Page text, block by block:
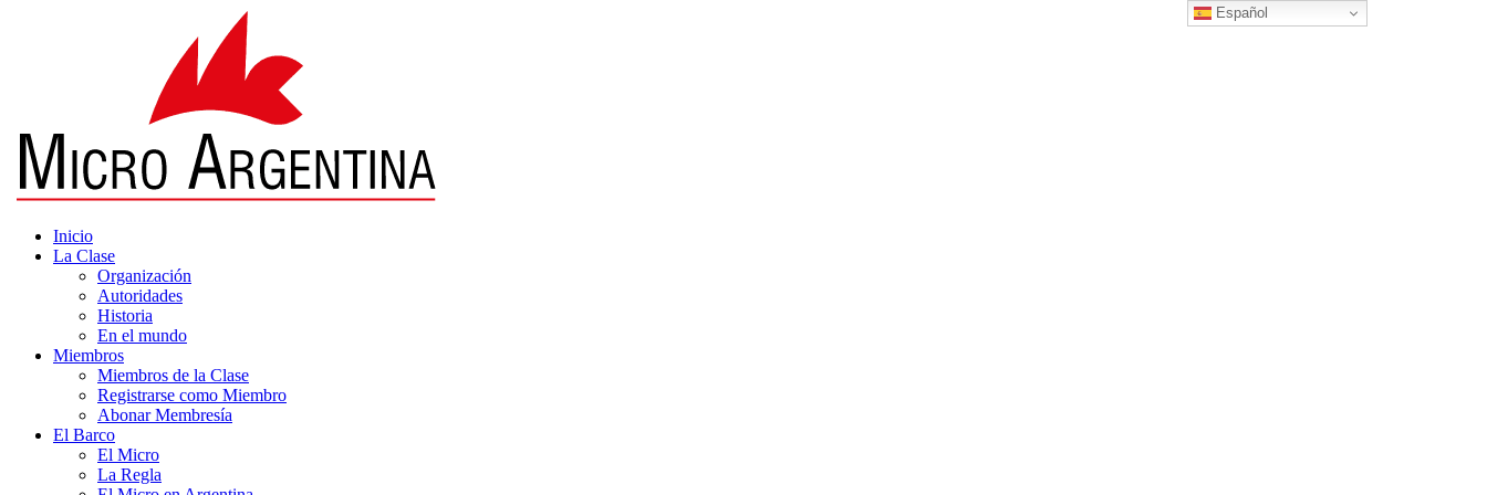
Inicio
La Clase
Organización
Autoridades
Historia
En el mundo
Miembros
Miembros de la Clase
Registrarse como Miembro
Abonar Membresía
El Barco
El Micro
La Regla
Español